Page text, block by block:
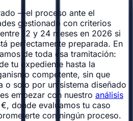
—el proceso ante el
gestionado con criterios
12 y 24 meses en 2026 si
perfectamente preparada. En
de toda esa tramitación:
tu expediente hasta la
competente, sin que
o solo por un sistema diseñado
empezar con nuestro análisis
donde evaluamos tu caso
con ningún proceso.